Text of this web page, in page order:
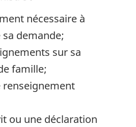
nécessaire à
demande;
sur sa
famille;
ou une déclaration